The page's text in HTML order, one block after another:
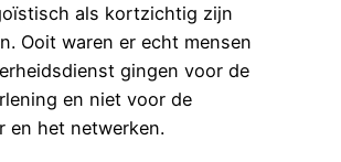
als kortzichtig zijn
Ooit waren er echt mensen
gingen voor de
en niet voor de
en het netwerken.